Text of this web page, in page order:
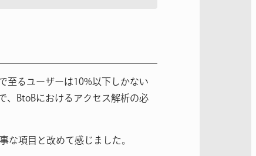
至るユーザーは10%以下しかない
、BtoBにおけるアクセス解析の必
な項目と改めて感じました。